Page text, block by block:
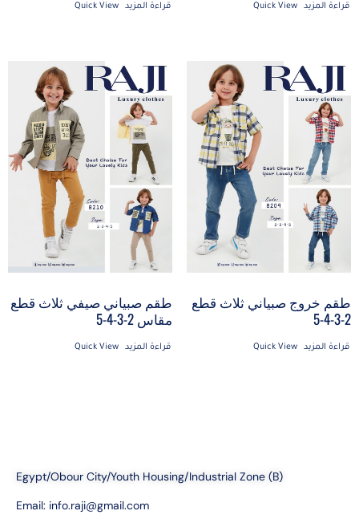
قراءة المزيد Quick View قراءة المزيد Quick View
طقم خروج صبياني ثلاث قطع
2-3-4-5
قراءة المزيد Quick View
طقم صبياني صيفي ثلاث قطع
مقاس 2-3-4-5
قراءة المزيد Quick View
Egypt/Obour City/Youth Housing/Industrial Zone (B)
Email: info.raji@gmail.com